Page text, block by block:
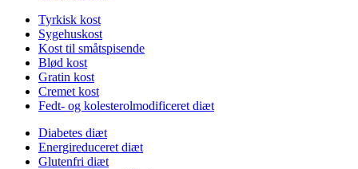
Tyrkisk kost
Sygehuskost
Kost til småtspisende
Blød kost
Gratin kost
Cremet kost
Fedt- og kolesterolmodificeret diæt
Diabetes diæt
Energireduceret diæt
Glutenfri diæt